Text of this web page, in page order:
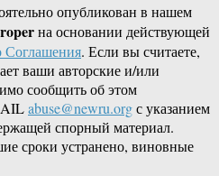
опубликован в нашем
на основании действующей
Соглашения. Если вы считаете,
ваши авторские и/или
сообщить об этом
abuse@newru.orgс указанием
спорный материал.
сроки устранено, виновные